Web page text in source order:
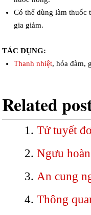
Có thể dùng làm thuốc
gia giảm.
TÁC DỤNG:
Thanh nhiệt, hóa đàm,
Related
Tử tuyết
Ngưu
An cung
Thông